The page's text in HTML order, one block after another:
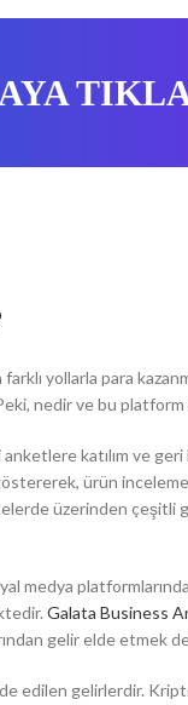
yollarla para
nedir ve bu platform
katılım ve
ürün
üzerinden
medya
Galata Business
gelir elde etmek
gelirlerdir. Kripto